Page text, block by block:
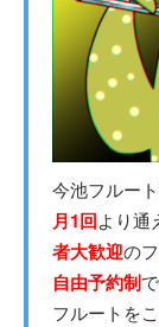
今池フルー
月1回より通
者大歓迎の
自由予約制で
フルートを